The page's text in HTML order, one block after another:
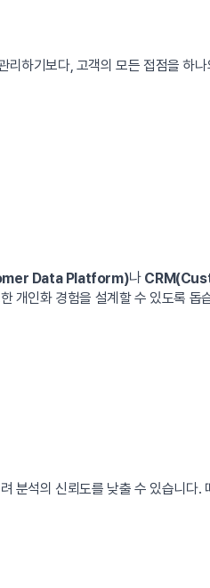
하기보다, 고객의 모든 접점을 하
Data Platform)나
개인화 경험을 설계할 수 있도록 돕
분석의 신뢰도를 낮출 수 있습니다.